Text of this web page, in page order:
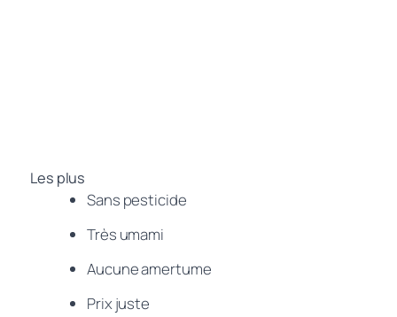
Les plus
Sans pesticide
Très umami
Aucune amertume
Prix juste